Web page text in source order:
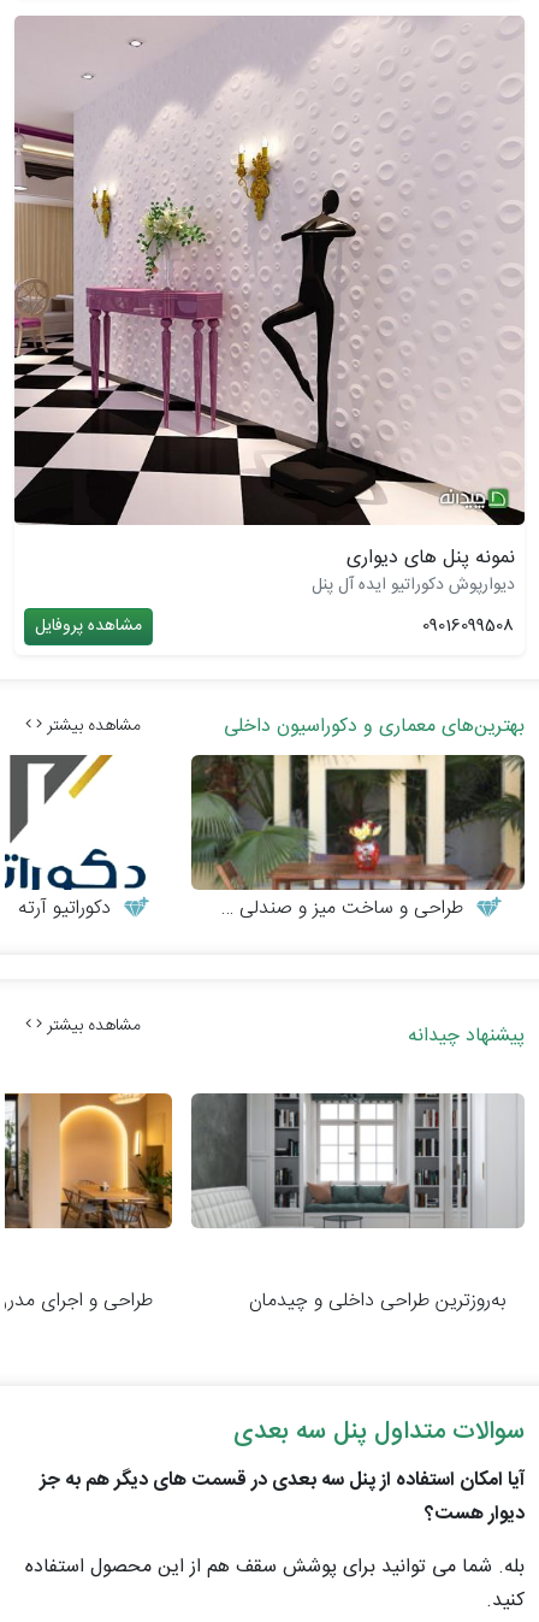
نمونه پنل های دیواری
دیوارپوش دکوراتیو ایده آل پنل
09016099508
مشاهده پروفایل
بهترین‌های معماری و دکوراسیون داخلی مشاهده بیشتر
طراحی و ساخت میز و صندلی چوبی دکوراتیو آرته
پیشنهاد چیدانه مشاهده بیشتر
به‌روزترین طراحی داخلی و چیدمان طراحی و اجرای
سوالات متداول پنل سه بعدی
آیا امکان استفاده از پنل سه‌ بعدی در قسمت‌ های دیگر هم به جز
دیوار هست؟
بله. شما می توانید برای پوشش سقف هم از این محصول استفاده
کنید.